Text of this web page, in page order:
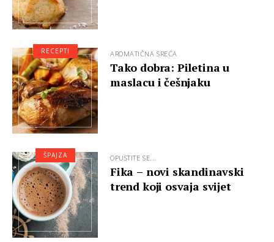
AROMATIČNA SREĆA
Tako dobra: Piletina u
maslacu i češnjaku
RECEPTI
OPUSTITE SE...
Fika – novi skandinavski
trend koji osvaja svijet
ŠPAJZA